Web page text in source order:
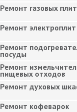
Ремонт газовых плит
Ремонт электроплит
Ремонт
посуды
Ремонт
пищевых отходов
Ремонт духовых
Ремонт кофеварок